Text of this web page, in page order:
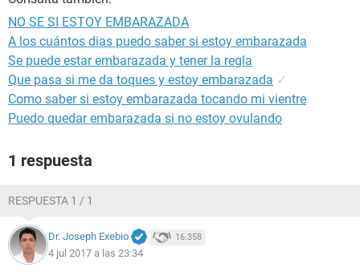
NO SE SI ESTOY EMBARAZADA
A los cuántos dias puedo saber si estoy embarazada
Se puede estar embarazada y tener la regla
Que pasa si me da toques y estoy embarazada ✓
Como saber si estoy embarazada tocando mi vientre
Puedo quedar embarazada si no estoy ovulando
1 respuesta
RESPUESTA 1 / 1
Dr. Joseph Exebio 16.358
4 jul 2017 a las 23:34